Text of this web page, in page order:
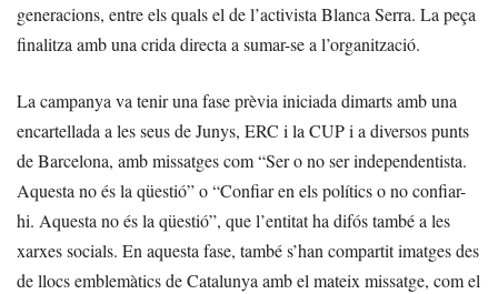
generacions, entre els quals el de l’activista Blanca Serra. La peça
finalitza amb una crida directa a sumar-se a l’organització.
La campanya va tenir una fase prèvia iniciada dimarts amb una
encartellada a les seus de Junys, ERC i la CUP i a diversos punts
de Barcelona, amb missatges com “Ser o no ser independentista.
Aquesta no és la qüestió” o “Confiar en els polítics o no confiar-
hi. Aquesta no és la qüestió”, que l’entitat ha difós també a les
xarxes socials. En aquesta fase, també s’han compartit imatges des
de llocs emblemàtics de Catalunya amb el mateix missatge, com el